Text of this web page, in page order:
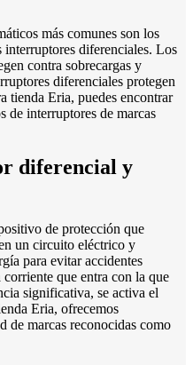
más comunes son los
diferenciales. Los
contra sobrecargas y
diferenciales protegen
tienda Eria, puedes encontrar
de interruptores de marcas
diferencial y
de protección que
un circuito eléctrico y
para evitar accidentes
que entra con la que
significativa, se activa el
Eria, ofrecemos
de marcas reconocidas como